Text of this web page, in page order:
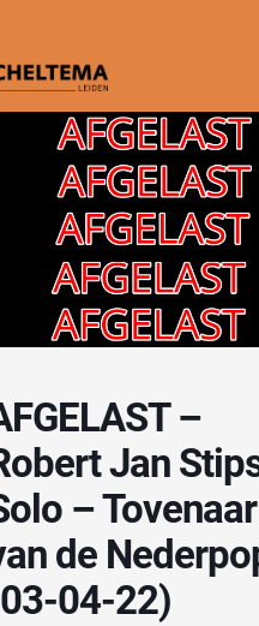
–
Jan
– Tovenaar
de
04-22)